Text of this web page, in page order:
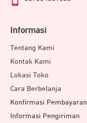
Informasi
Tentang Kami
Kontak Kami
Lokasi Toko
Cara Berbelanja
Konfirmasi Pembayaran
Informasi Pengiriman